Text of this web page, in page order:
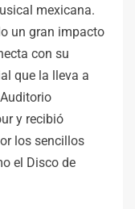
mexicana.
un gran impacto
con su
que la lleva a
y recibió
los sencillos
el Disco de